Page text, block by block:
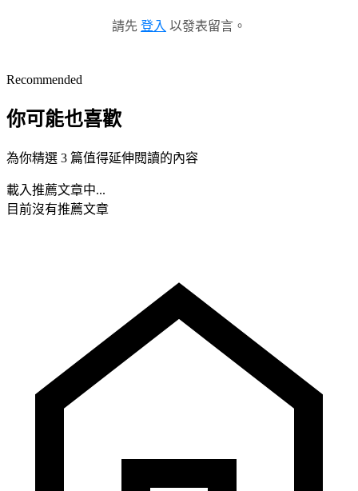
請先 登入 以發表留言。
Recommended
你可能也喜歡
為你精選 3 篇值得延伸閱讀的內容
載入推薦文章中...
目前沒有推薦文章